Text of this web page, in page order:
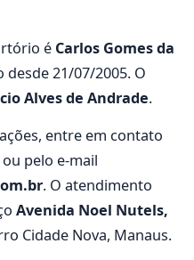
é Carlos Gomes da
desde 21/07/2005. O
Alves de Andrade.
entre em contato
ou pelo e-mail
. O atendimento
Avenida Noel Nutels,
Cidade Nova, Manaus.